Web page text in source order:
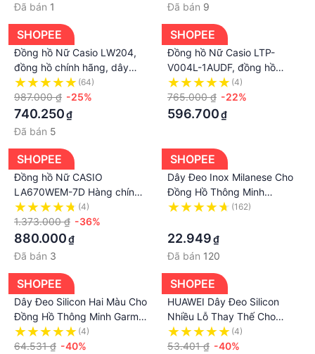
Đã bán 1
Đã bán 9
SHOPEE
Đồng hồ Nữ Casio LW204,
đồng hồ chính hãng, dây
nhựa dẻo các màu
(64)
987.000 ₫ -25%
740.250₫
Đã bán 5
SHOPEE
Đồng hồ Nữ Casio LTP-
V004L-1AUDF, đồng hồ
chính hãng, dây da đen mặt
đen
(4)
765.000 ₫ -22%
596.700₫
SHOPEE
Đồng hồ Nữ CASIO
LA670WEM-7D Hàng chính
hãng
(4)
1.373.000 ₫ -36%
880.000₫
Đã bán 3
SHOPEE
Dây Đeo Inox Milanese Cho
Đồng Hồ Thông Minh
Samsung Watch 4
(162)
22.949₫
Đã bán 120
SHOPEE
Dây Đeo Silicon Hai Màu Cho
Đồng Hồ Thông Minh Garmin
Forerunner 965 955 945
Fenix 6 / 5
(4)
64.531 ₫ -40%
SHOPEE
HUAWEI Dây Đeo Silicon
Nhiều Lỗ Thay Thế Cho
Đồng Hồ Thông Minh
Samsung Gear Sport S2
(4)
53.401 ₫ -40%